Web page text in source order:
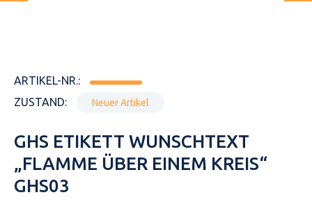
ARTIKEL-NR.:
ZUSTAND:
Neuer Artikel
GHS ETIKETT WUNSCHTEXT
„FLAMME ÜBER EINEM KREIS“
GHS03